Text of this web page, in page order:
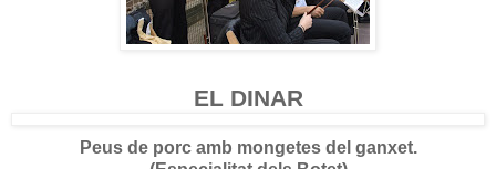
EL DINAR
Peus de porc amb mongetes del ganxet.